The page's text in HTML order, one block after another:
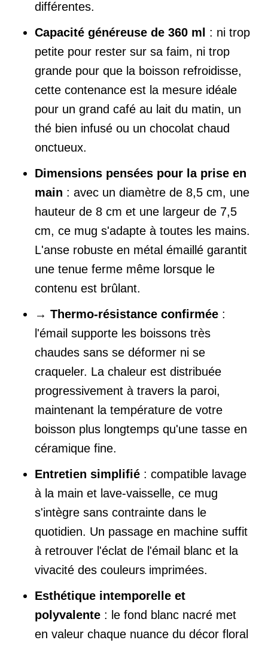
différentes.
Capacité généreuse de 360 ml
: ni trop
petite pour rester sur sa faim, ni trop
grande pour que la boisson refroidisse,
cette contenance est la mesure idéale
pour un grand café au lait du matin, un
thé bien infusé ou un chocolat chaud
onctueux.
Dimensions pensées pour la prise en
main : avec un diamètre de 8,5 cm, une
hauteur de 8 cm et une largeur de 7,5
cm, ce mug s'adapte à toutes les mains.
L'anse robuste en métal émaillé garantit
une tenue ferme même lorsque le
contenu est brûlant.
→ Thermo-résistance confirmée :
l'émail supporte les boissons très
chaudes sans se déformer ni se
craqueler. La chaleur est distribuée
progressivement à travers la paroi,
maintenant la température de votre
boisson plus longtemps qu'une tasse en
céramique fine.
Entretien simplifié : compatible lavage
à la main et lave-vaisselle, ce mug
s'intègre sans contrainte dans le
quotidien. Un passage en machine suffit
à retrouver l'éclat de l'émail blanc et la
vivacité des couleurs imprimées.
Esthétique intemporelle et
polyvalente : le fond blanc nacré met
en valeur chaque nuance du décor floral